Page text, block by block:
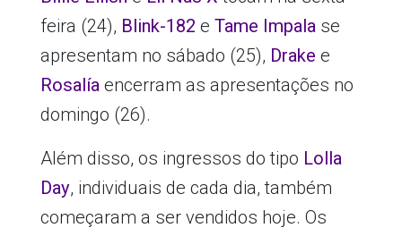
feira (24), Blink-182 e Tame Impalase
apresentam no sábado (25), Drake e
Rosalía encerram as apresentações no
domingo (26).
Além disso, os ingressos do tipo Lolla
Day, individuais de cada dia, também
começaram a ser vendidos hoje. Os